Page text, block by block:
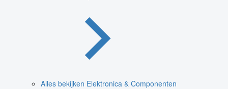
Alles bekijken Elektronica & Componenten